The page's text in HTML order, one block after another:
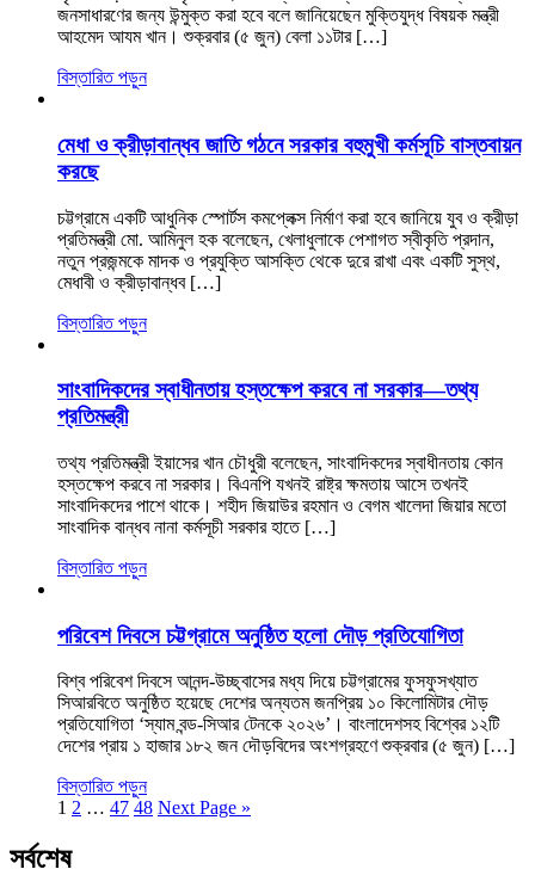
জনসাধারণের জন্য উন্মুক্ত করা হবে বলে জানিয়েছেন মুক্তিযুদ্ধ বিষয়ক মন্ত্রী
আহমেদ আযম খান। শুক্রবার (৫ জুন) বেলা ১১টার […]
বিস্তারিত পড়ুন
মেধা ও ক্রীড়াবান্ধব জাতি গঠনে সরকার বহুমুখী কর্মসূচি বাস্তবায়ন
করছে
চট্টগ্রামে একটি আধুনিক স্পোর্টস কমপ্লেক্স নির্মাণ করা হবে জানিয়ে যুব ও ক্রীড়া
প্রতিমন্ত্রী মো. আমিনুল হক বলেছেন, খেলাধুলাকে পেশাগত স্বীকৃতি প্রদান,
নতুন প্রজন্মকে মাদক ও প্রযুক্তি আসক্তি থেকে দুরে রাখা এবং একটি সুস্থ,
মেধাবী ও ক্রীড়াবান্ধব […]
বিস্তারিত পড়ুন
সাংবাদিকদের স্বাধীনতায় হস্তক্ষেপ করবে না সরকার—তথ্য
প্রতিমন্ত্রী
তথ্য প্রতিমন্ত্রী ইয়াসের খান চৌধুরী বলেছেন, সাংবাদিকদের স্বাধীনতায় কোন
হস্তক্ষেপ করবে না সরকার। বিএনপি যখনই রাষ্ট্র ক্ষমতায় আসে তখনই
সাংবাদিকদের পাশে থাকে। শহীদ জিয়াউর রহমান ও বেগম খালেদা জিয়ার মতো
সাংবাদিক বান্ধব নানা কর্মসূচী সরকার হাতে […]
বিস্তারিত পড়ুন
পরিবেশ দিবসে চট্টগ্রামে অনুষ্ঠিত হলো দৌড় প্রতিযোগিতা
বিশ্ব পরিবেশ দিবসে আনন্দ-উচ্ছ্বাসের মধ্য দিয়ে চট্টগ্রামের ফুসফুসখ্যাত
সিআরবিতে অনুষ্ঠিত হয়েছে দেশের অন্যতম জনপ্রিয় ১০ কিলোমিটার দৌড়
প্রতিযোগিতা ‘স্যাম বন্ড-সিআর টেনকে ২০২৬’। বাংলাদেশসহ বিশ্বের ১২টি
দেশের প্রায় ১ হাজার ১৮২ জন দৌড়বিদের অংশগ্রহণে শুক্রবার (৫ জুন) […]
বিস্তারিত পড়ুন
1 2 … 47 48 Next Page »
সর্বশেষ